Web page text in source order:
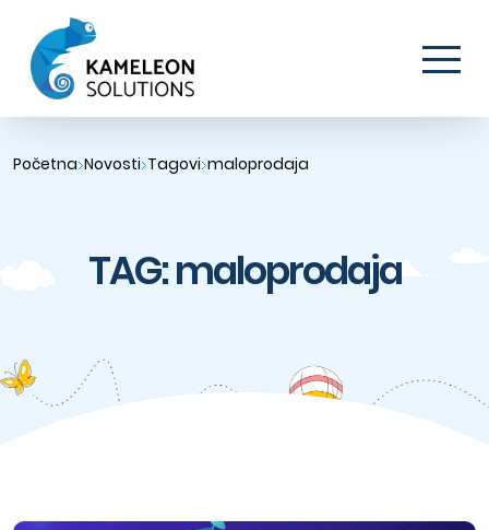
Početna Novosti Tagovi maloprodaja
TAG: maloprodaja